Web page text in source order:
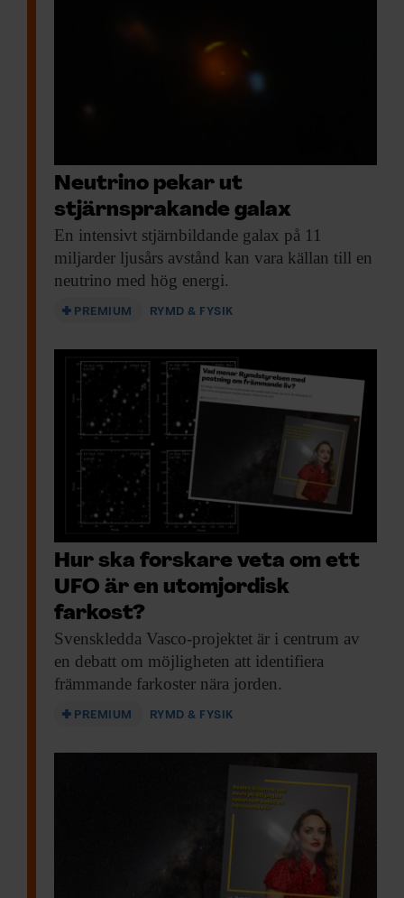
Neutrino pekar ut
stjärnsprakande galax
En intensivt stjärnbildande galax på 11
miljarder ljusårs avstånd kan vara källan till en
neutrino med hög energi.
PREMIUM RYMD & FYSIK
Hur ska forskare veta om ett
UFO är en utomjordisk
farkost?
Svenskledda Vasco-projektet är i centrum av
en debatt om möjligheten att identifiera
främmande farkoster nära jorden.
PREMIUM RYMD & FYSIK